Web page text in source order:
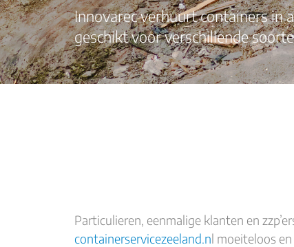
Innovarec verhuurt containers in
geschikt voor verschillende
Particulieren, eenmalige klanten en
containerservicezeeland.nl moeiteloos